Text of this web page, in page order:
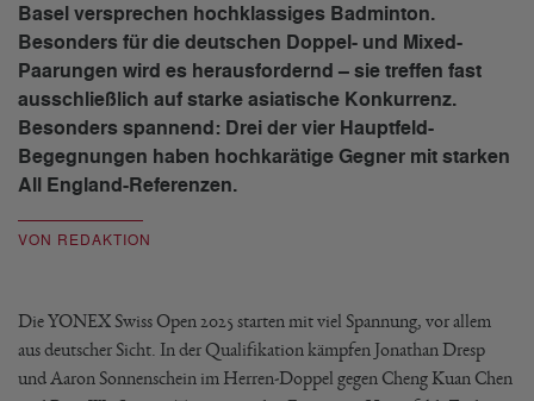
Basel versprechen hochklassiges Badminton.
Besonders für die deutschen Doppel- und Mixed-
Paarungen wird es herausfordernd – sie treffen fast
ausschließlich auf starke asiatische Konkurrenz.
Besonders spannend: Drei der vier Hauptfeld-
Begegnungen haben hochkarätige Gegner mit starken
All England-Referenzen.
VON REDAKTION
Die YONEX Swiss Open 2025 starten mit viel Spannung, vor allem
aus deutscher Sicht. In der Qualifikation kämpfen Jonathan Dresp
und Aaron Sonnenschein im Herren-Doppel gegen Cheng Kuan Chen